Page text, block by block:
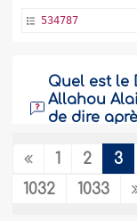
534787
Quel est le
Allahou
de dire
Il paraît que
faisait une
1 2 3
1032
1033